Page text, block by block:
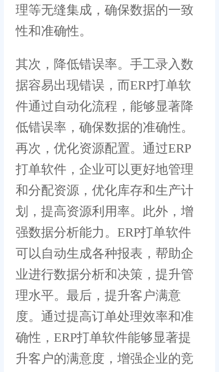
理等无缝集成，确保数据的一致
性和准确性。
其次，降低错误率。手工录入数
据容易出现错误，而ERP打单软
件通过自动化流程，能够显著降
低错误率，确保数据的准确性。
再次，优化资源配置。通过ERP
打单软件，企业可以更好地管理
和分配资源，优化库存和生产计
划，提高资源利用率。此外，增
强数据分析能力。ERP打单软件
可以自动生成各种报表，帮助企
业进行数据分析和决策，提升管
理水平。最后，提升客户满意
度。通过提高订单处理效率和准
确性，ERP打单软件能够显著提
升客户的满意度，增强企业的竞